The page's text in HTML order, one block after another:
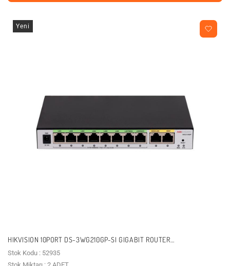
Yeni
HIKVISION 10PORT DS-3WG210GP-SI GIGABIT ROUTER
250KULLANICIYA KADAR
Stok Kodu : 52935